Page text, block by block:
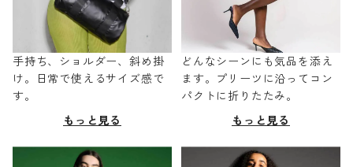
手持ち、ショルダー、斜め掛
け。日常で使えるサイズ感で
す。
もっと見る
どんなシーンにも気品を添え
ます。プリーツに沿ってコン
パクトに折りたたみ。
もっと見る